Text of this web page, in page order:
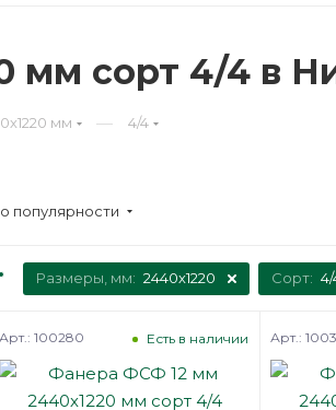
мм сорт 4/4 в
мм — 4/4
популярности
Размеры, мм: 2440х1220 Сорт: 4/
Есть в наличии
Арт.: 100280 Арт.: